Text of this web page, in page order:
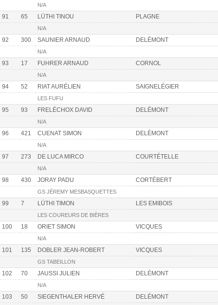
N/A
91 65 LÜTHI TINOU PLAGNE
N/A
92 300 SAUNIER ARNAUD DELÉMONT
N/A
93 17 FUHRER ARNAUD CORNOL
N/A
94 52 RIAT AURÉLIEN SAIGNELÉGIER
LES FUFU
95 93 FRELÉCHOX DAVID DELÉMONT
N/A
96 421 CUENAT SIMON DELÉMONT
N/A
97 273 DE LUCA MIRCO COURTÉTELLE
N/A
98 430 JORAY PADU CORTÉBERT
GS JÉREMY MESBASQUETTES
99 7 LÜTHI TIMON LES EMIBOIS
LES COUREURS DE BIÈRES
100 18 ORIET SIMON VICQUES
N/A
101 135 DOBLER JEAN-ROBERT VICQUES
GS TABEILLON
102 70 JAUSSI JULIEN DELÉMONT
N/A
103 50 SIEGENTHALER HERVÉ DELÉMONT